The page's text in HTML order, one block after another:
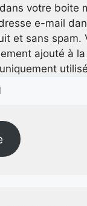
votre boite
e-mail
et sans spam.
ajouté à